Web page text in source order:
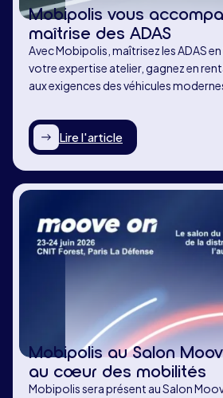
Mobipolis vous
maîtrise des ADAS
Avec Mobipolis, maîtrisez les ADAS
votre expertise atelier, gagnez en
aux exigences des véhicules
Lire l'article
Mobipolis au Salon
au cœur des mobilités
Mobipolis sera présent au Salon